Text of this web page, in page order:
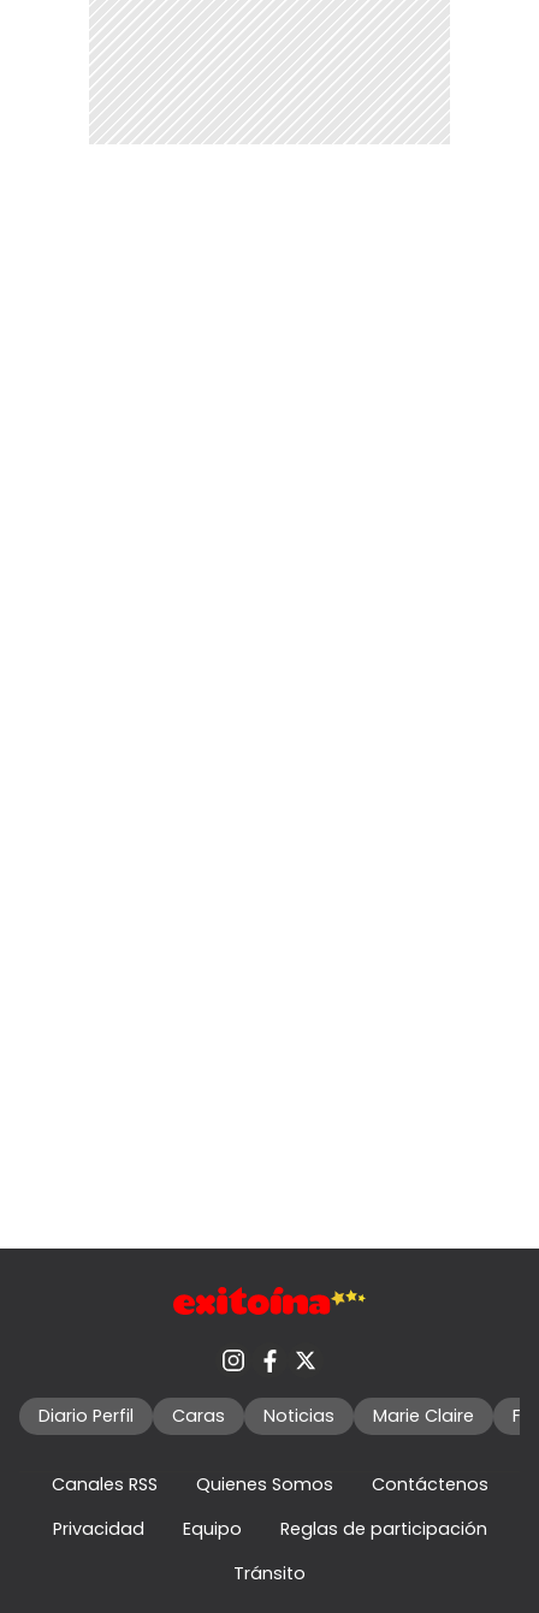
Diario Perfil Caras Noticias Marie Claire
Canales RSS Quienes Somos
Contáctenos
Privacidad
Equipo
Reglas de participación
Tránsito